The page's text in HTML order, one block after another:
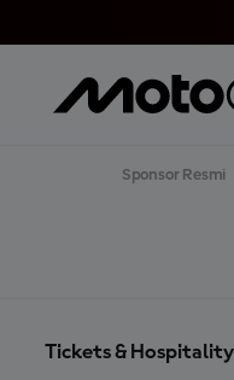
Sponsor Resmi
Tickets & Hospitality